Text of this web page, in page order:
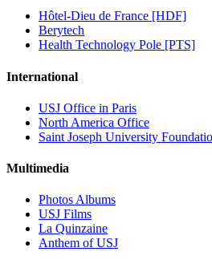
Hôtel-Dieu de France [HDF]
Berytech
Health Technology Pole [PTS]
International
USJ Office in Paris
North America Office
Saint Joseph University
Multimedia
Photos Albums
USJ Films
La Quinzaine
Anthem of USJ